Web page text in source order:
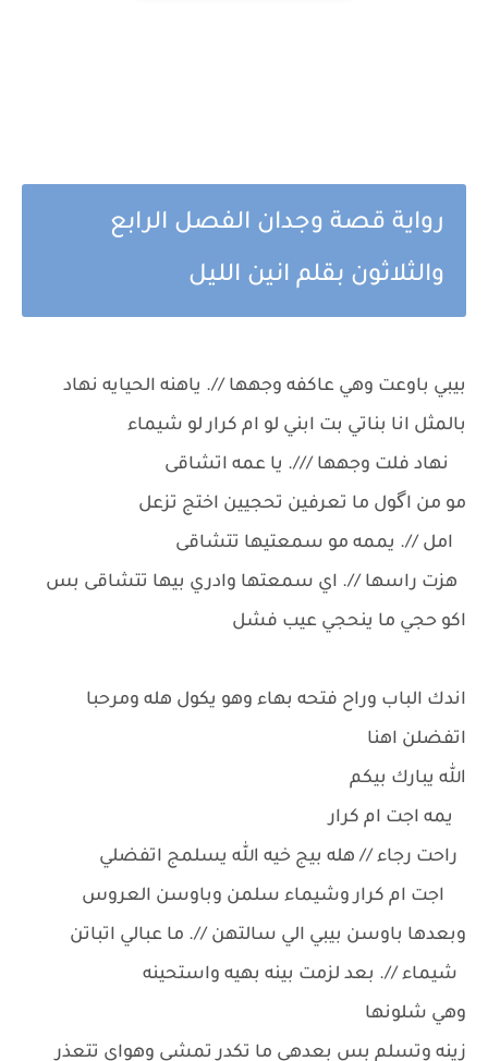
رواية قصة وجدان الفصل الرابع
والثلاثون بقلم انين الليل
بيبي باوعت وهي عاكفه وجهها //. ياهنه الحيايه نهاد
بالمثل انا بناتي بت ابني لو ام كرار لو شيماء
نهاد فلت وجهها ///. يا عمه اتشاقى
مو من اگول ما تعرفين تحجيين اختج تزعل
امل //. يممه مو سمعتيها تتشاقى
هزت راسها //. اي سمعتها وادري بيها تتشاقى بس
اكو حجي ما ينحجي عيب فشل
اندك الباب وراح فتحه بهاء وهو يكول هله ومرحبا
اتفضلن اهنا
الله يبارك بيكم
يمه اجت ام كرار
راحت رجاء // هله بيج خيه الله يسلمج اتفضلي
اجت ام كرار وشيماء سلمن وباوسن العروس
وبعدها باوسن بيبي الي سالتهن //. ما عبالي اتباتن
شيماء //. بعد لزمت بينه بهيه واستحينه
وهي شلونها
زينه وتسلم بس بعدهي ما تكدر تمشي وهواي تتعذر